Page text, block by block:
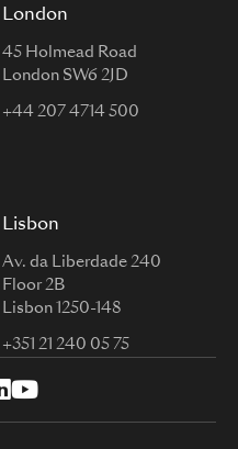
London
45 Holmead Road
London SW6 2JD
+44 207 4714 500
Lisbon
Av. da Liberdade 240
Floor 2B
Lisbon 1250-148
+351 21 240 05 75